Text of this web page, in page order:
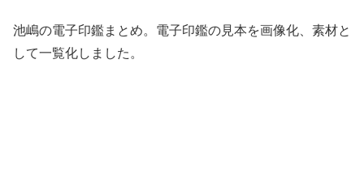
池嶋の電子印鑑まとめ。電子印鑑の見本を画像化、素材と
して一覧化しました。